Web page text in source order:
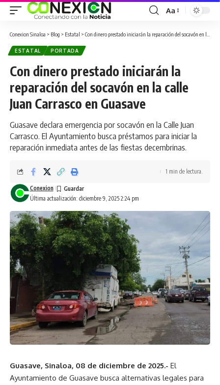
Aa
Conexion Sinaloa > Blog > Estatal > Con dinero prestado iniciarán la reparación del socavón en la calle Juan Carrasco en Guasave
ESTATAL PORTADA
Con dinero prestado iniciarán la
reparación del socavón en la calle
Juan Carrasco en Guasave
Guasave declara emergencia por socavón en la Calle Juan
Carrasco. El Ayuntamiento busca préstamos para iniciar la
reparación inmediata antes de las fiestas decembrinas.
Última actualización: diciembre 9, 2025 2:24 pm
Conexion
1 min de lectura.
Guasave, Sinaloa, 08 de diciembre de 2025.- El
Ayuntamiento de Guasave busca alternativas legales para